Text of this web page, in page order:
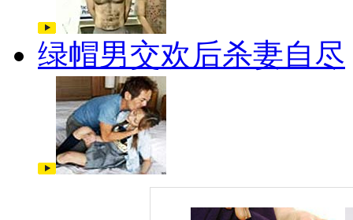
绿帽男交欢后杀妻自尽